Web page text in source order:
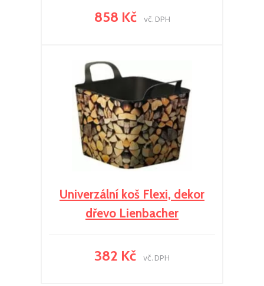
858 Kč vč. DPH
Univerzální koš Flexi, dekor
dřevo Lienbacher
382 Kč vč. DPH